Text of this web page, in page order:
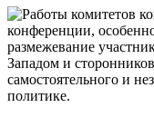
конференции,
размежевание
Западом и
самостоятельного и
политике.